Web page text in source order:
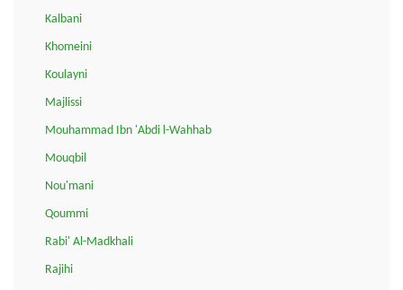
Kalbani
Khomeini
Koulayni
Majlissi
Mouhammad Ibn 'Abdi l-Wahhab
Mouqbil
Nou'mani
Qoummi
Rabi' Al-Madkhali
Rajihi